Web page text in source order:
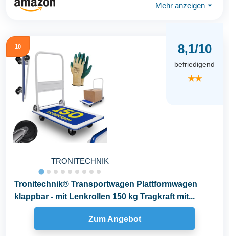
Mehr anzeigen ⏷
10
TRONITECHNIK
8,1/10
befriedigend
★★
Tronitechnik® Transportwagen Plattformwagen
klappbar - mit Lenkrollen 150 kg Tragkraft mit...
Zum Angebot